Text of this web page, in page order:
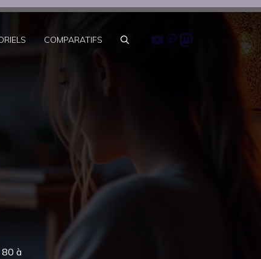
COMPARATIFS Youtube
Pinterest
Mastodon
80 à